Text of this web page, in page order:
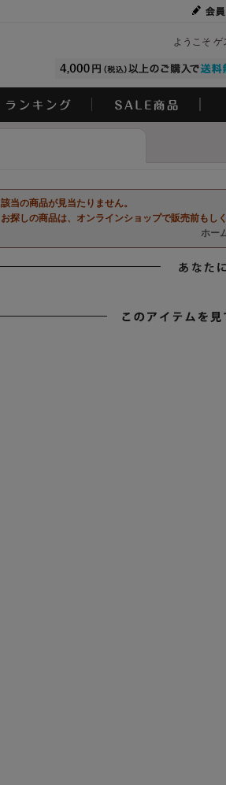
ようこそ ゲ
該当の商品が見当たりません。
お探しの商品は、オンラインショップで販売前もし
ホー